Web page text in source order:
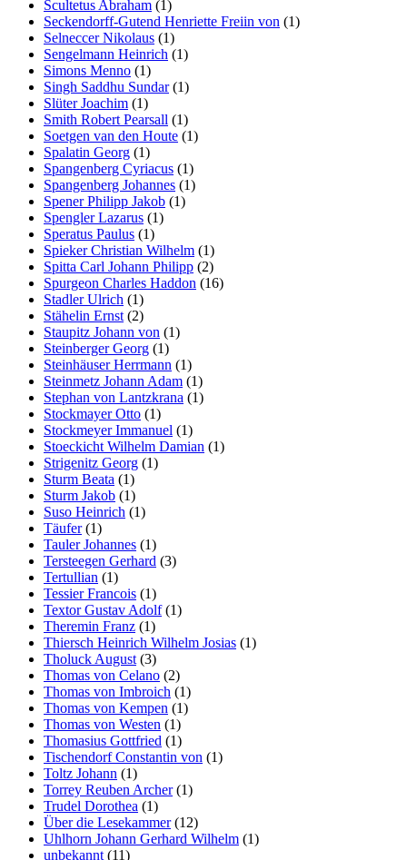
Scultetus Abraham (1)
Seckendorff-Gutend Henriette Freiin von (1)
Selneccer Nikolaus (1)
Sengelmann Heinrich (1)
Simons Menno (1)
Singh Saddhu Sundar(1)
Slüter Joachim (1)
Smith Robert Pearsall (1)
Soetgen van den Houte (1)
Spalatin Georg (1)
Spangenberg Cyriacus (1)
Spangenberg Johannes (1)
Spener Philipp Jakob (1)
Spengler Lazarus (1)
Speratus Paulus (1)
Spieker Christian Wilhelm (1)
Spitta Carl Johann Philipp (2)
Spurgeon Charles Haddon (16)
Stadler Ulrich (1)
Stähelin Ernst (2)
Staupitz Johann von (1)
Steinberger Georg (1)
Steinhäuser Herrmann (1)
Steinmetz Johann Adam (1)
Stephan von Lantzkrana (1)
Stockmayer Otto (1)
Stockmeyer Immanuel (1)
Stoeckicht Wilhelm Damian (1)
Strigenitz Georg (1)
Sturm Beata (1)
Sturm Jakob (1)
Suso Heinrich (1)
Täufer(1)
Tauler Johannes (1)
Tersteegen Gerhard (3)
Tertullian (1)
Tessier Francois (1)
Textor Gustav Adolf(1)
Theremin Franz (1)
Thiersch Heinrich Wilhelm Josias (1)
Tholuck August (3)
Thomas von Celano (2)
Thomas von Imbroich (1)
Thomas von Kempen (1)
Thomas von Westen (1)
Thomasius Gottfried (1)
Tischendorf Constantin von (1)
Toltz Johann (1)
Torrey Reuben Archer(1)
Trudel Dorothea (1)
Über die Lesekammer(12)
Uhlhorn Johann Gerhard Wilhelm (1)
unbekannt (11)